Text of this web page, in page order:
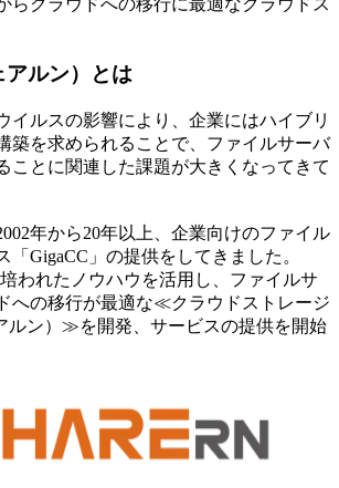
ルン）とは
イルスの影響により、企業にはハイブリ
築を求められることで、ファイルサーバ
ことに関連した課題が大きくなってきて
年から20年以上、企業向けのファイル
「GigaCC」の提供をしてきました。
培われたノウハウを活用し、ファイルサ
への移行が最適な≪クラウドストレージ
ルン）≫を開発、サービスの提供を開始